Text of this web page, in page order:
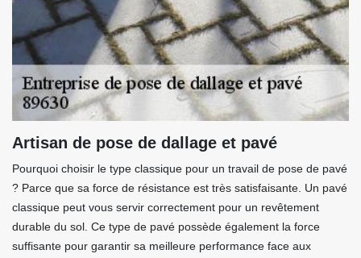
Artisan de pose de dallage et pavé
Pourquoi choisir le type classique pour un travail de pose de pavé
? Parce que sa force de résistance est très satisfaisante. Un pavé
classique peut vous servir correctement pour un revêtement
durable du sol. Ce type de pavé possède également la force
suffisante pour garantir sa meilleure performance face aux